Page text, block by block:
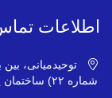
اطلاعات
توحیدمیانی،
شماره ۲۲) ساختمان یادبود تجهیزات پزشکی آریاطب